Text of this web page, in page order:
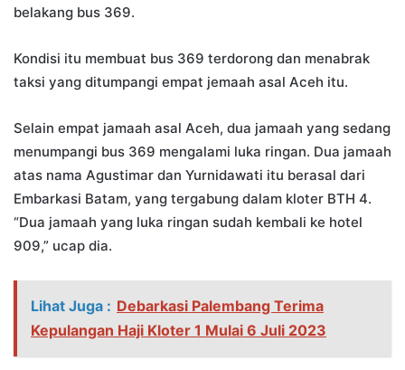
belakang bus 369.
Kondisi itu membuat bus 369 terdorong dan menabrak
taksi yang ditumpangi empat jemaah asal Aceh itu.
Selain empat jamaah asal Aceh, dua jamaah yang sedang
menumpangi bus 369 mengalami luka ringan. Dua jamaah
atas nama Agustimar dan Yurnidawati itu berasal dari
Embarkasi Batam, yang tergabung dalam kloter BTH 4.
“Dua jamaah yang luka ringan sudah kembali ke hotel
909,” ucap dia.
Lihat Juga : Debarkasi Palembang Terima
Kepulangan Haji Kloter 1 Mulai 6 Juli 2023